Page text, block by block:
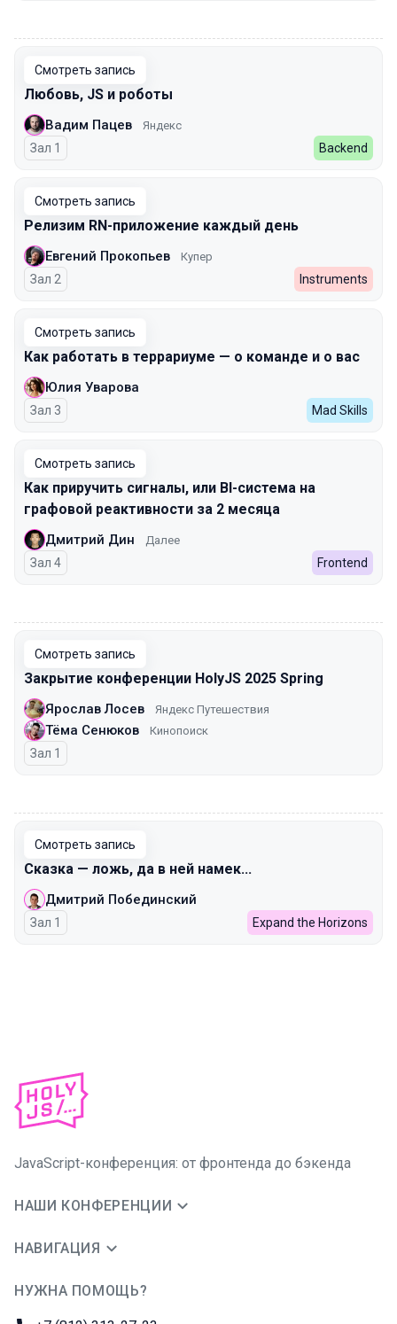
Смотреть запись
Любовь, JS и роботы
Вадим Пацев Яндекс
Зал 1 Backend
Смотреть запись
Релизим RN-приложение каждый день
Евгений Прокопьев Купер
Зал 2 Instruments
Смотреть запись
Как работать в террариуме — о команде и о вас
Юлия Уварова
Зал 3 Mad Skills
Смотреть запись
Как приручить сигналы, или BI-система на
графовой реактивности за 2 месяца
Дмитрий Дин Далее
Зал 4 Frontend
Смотреть запись
Закрытие конференции HolyJS 2025 Spring
Ярослав Лосев Яндекс Путешествия
Тёма Сенюков Кинопоиск
Зал 1
Смотреть запись
Сказка — ложь, да в ней намек...
Дмитрий Побединский
Зал 1 Expand the Horizons
JavaScript-конференция: от фронтенда до бэкенда
НАШИ КОНФЕРЕНЦИИ
НАВИГАЦИЯ
НУЖНА ПОМОЩЬ?